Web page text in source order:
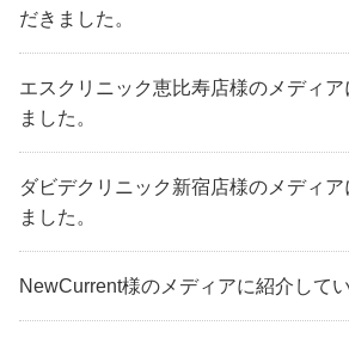
だきました。
エスクリニック恵比寿店様のメディ
ました。
ダビデクリニック新宿店様のメディ
ました。
NewCurrent様のメディアに紹介して